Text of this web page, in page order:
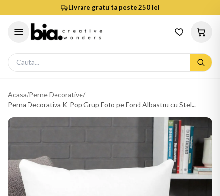
Livrare gratuita peste 250 lei
Acasa/Perne Decorative/
Perna Decorativa K-Pop Grup Foto pe Fond Albastru cu Stel...